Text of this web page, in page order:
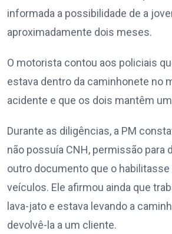
informada a possibilidade de a
aproximadamente dois meses.
O motorista contou aos policiais
estava dentro da caminhonete no
acidente e que os dois mantêm
Durante as diligências, a PM
não possuía CNH, permissão para
outro documento que o
veículos. Ele afirmou ainda que
lava-jato e estava levando a
devolvê-la a um cliente.